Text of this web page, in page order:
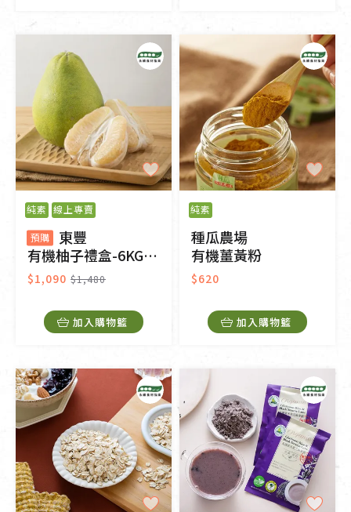
純素 線上專賣
預購
東豐
有機柚子禮盒-6KG（預購）
$1,090 $1,480
加入購物籃
純素
種瓜農場
有機薑黃粉
$620
加入購物籃